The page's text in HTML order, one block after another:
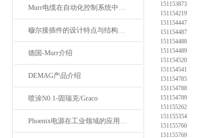
Murr电缆在自动化控制系统中的应用
穆尔接插件的设计特点与结构优化
德国-Murr介绍
DEMAG产品介绍
喷涂N0.1-固瑞克/Graco
Phoenix电源在工业领域的应用与优势
151153873
151154219
151154447
151154487
151154488
151154489
151154520
151154541
151154785
151154788
151154789
151155262
151155354
151155760
151155769